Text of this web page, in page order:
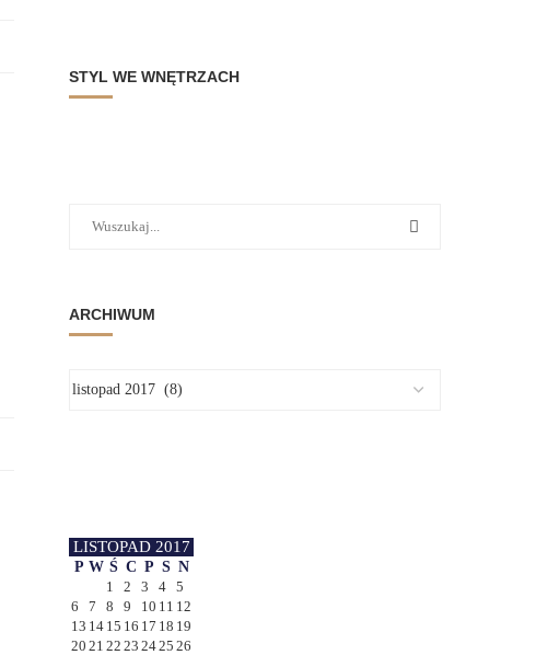
STYL WE WNĘTRZACH
ARCHIWUM
LISTOPAD 2017
P W Ś C P S N
1
2 3 4 5
6
7 8 9 10 11 12
13 14 15 16 17 18 19
20 21 22 23 2425 26